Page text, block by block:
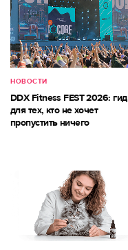
НОВОСТИ
DDX Fitness FEST 2026: гид
для тех, кто не хочет
пропустить ничего